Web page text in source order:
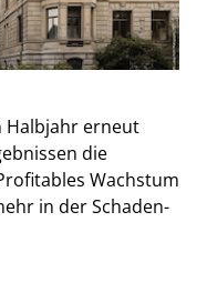
Halbjahr erneut
die
Wachstum
in der Schaden-